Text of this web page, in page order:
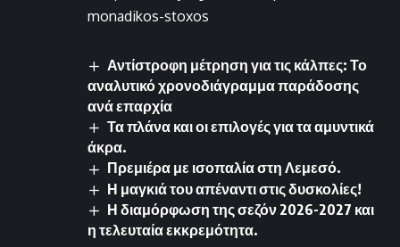
monadikos-stoxos
Αντίστροφη μέτρηση για τις κάλπες: Το
αναλυτικό χρονοδιάγραμμα παράδοσης
ανά επαρχία
Τα πλάνα και οι επιλογές για τα αμυντικά
άκρα.
Πρεμιέρα με ισοπαλία στη Λεμεσό.
Η μαγκιά του απέναντι στις δυσκολίες!
Η διαμόρφωση της σεζόν 2026-2027 και
η τελευταία εκκρεμότητα.